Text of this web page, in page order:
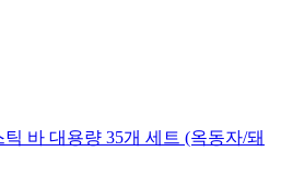
바 대용량 35개 세트 (옥동자/돼